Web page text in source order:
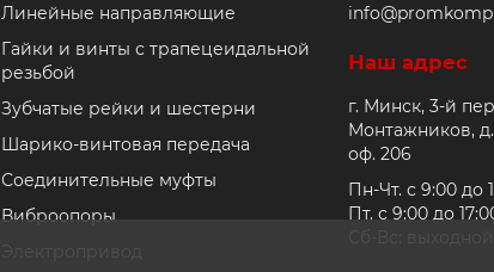
Линейные направляющие
Гайки и винты с трапецеидальной
резьбой
Зубчатые рейки и шестерни
Шарико-винтовая передача
Соединительные муфты
Виброопоры
Наш адрес
г. Минск, 3-й
Монтажников, д.
оф. 206
Пн-Чт. с 9:00 до
Пт. с 9:00 до